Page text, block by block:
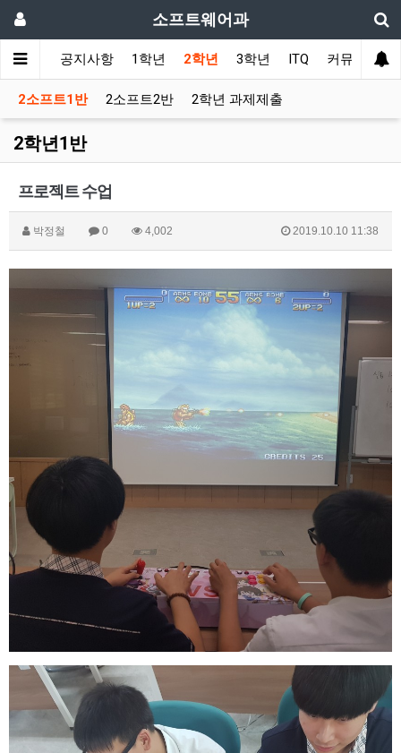
소프트웨어과
메인 공지사항 1학년 2학년 3학년 ITQ 커뮤니티
2소프트1반 2소프트2반 2학년 과제제출
2학년1반
프로젝트 수업
박정철 0 4,002 2019.10.10 11:38